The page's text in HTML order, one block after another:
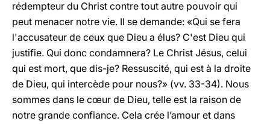
rédempteur du Christ contre tout autre pouvoir qui
peut menacer notre vie. Il se demande: «Qui se fera
l'accusateur de ceux que Dieu a élus? C'est Dieu qui
justifie. Qui donc condamnera? Le Christ Jésus, celui
qui est mort, que dis-je? Ressuscité, qui est à la droite
de Dieu, qui intercède pour nous?» (vv. 33-34). Nous
sommes dans le cœur de Dieu, telle est la raison de
notre grande confiance. Cela crée l’amour et dans